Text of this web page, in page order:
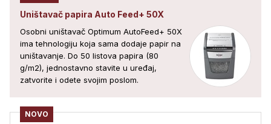
Uništavač papira Auto Feed+ 50X
Osobni uništavač Optimum AutoFeed+ 50X
ima tehnologiju koja sama dodaje papir na
uništavanje. Do 50 listova papira (80
g/m2), jednostavno stavite u uređaj,
zatvorite i odete svojim poslom.
NOVO